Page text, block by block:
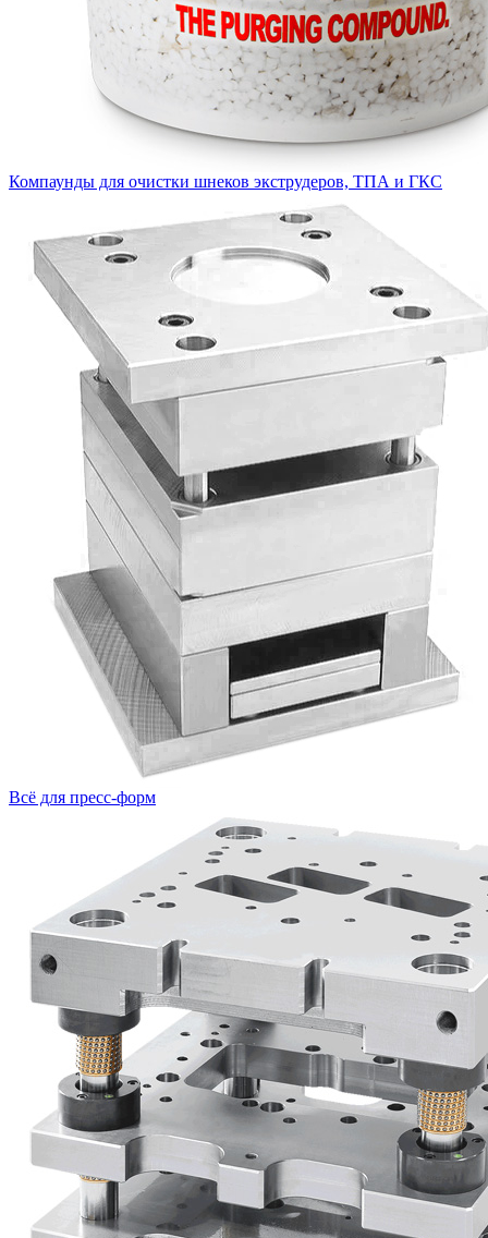
Компаунды для очистки шнеков экструдеров, ТПА и ГКС
Всё для пресс-форм